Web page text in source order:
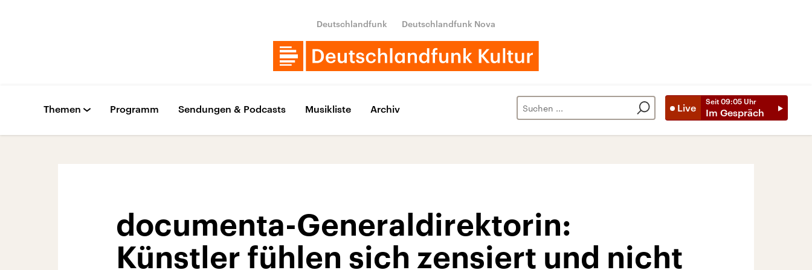
Deutschlandfunk Deutschlandfunk Nova
Live
Seit 09:05 Uhr
Im Gespräch
Themen Programm Sendungen & Podcasts Musikliste Archiv
documenta-Generaldirektorin:
Künstler fühlen sich zensiert und nicht